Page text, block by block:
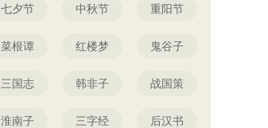
七夕节 中秋节 重阳节
菜根谭 红楼梦 鬼谷子
三国志 韩非子 战国策
淮南子 三字经 后汉书